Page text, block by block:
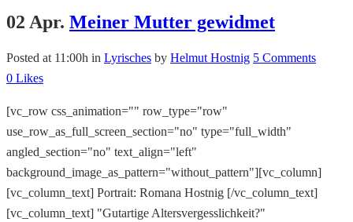
02 Apr. Meiner Mutter gewidmet
Posted at 11:00h in Lyrisches by Helmut Hostnig 5 Comments
0 Likes
[vc_row css_animation="" row_type="row"
use_row_as_full_screen_section="no" type="full_width"
angled_section="no" text_align="left"
background_image_as_pattern="without_pattern"][vc_column]
[vc_column_text] Portrait: Romana Hostnig [/vc_column_text]
[vc_column_text] "Gutartige Altersvergesslichkeit?"